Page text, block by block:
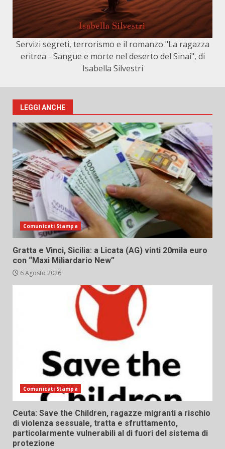
Servizi segreti, terrorismo e il romanzo "La ragazza
eritrea - Sangue e morte nel deserto del Sinai", di
Isabella Silvestri
LEGGI ANCHE
Comunicati Stampa
Gratta e Vinci, Sicilia: a Licata (AG) vinti 20mila euro
con “Maxi Miliardario New”
6 Agosto 2026
Comunicati Stampa
Ceuta: Save the Children, ragazze migranti a rischio
di violenza sessuale, tratta e sfruttamento,
particolarmente vulnerabili al di fuori del sistema di
protezione